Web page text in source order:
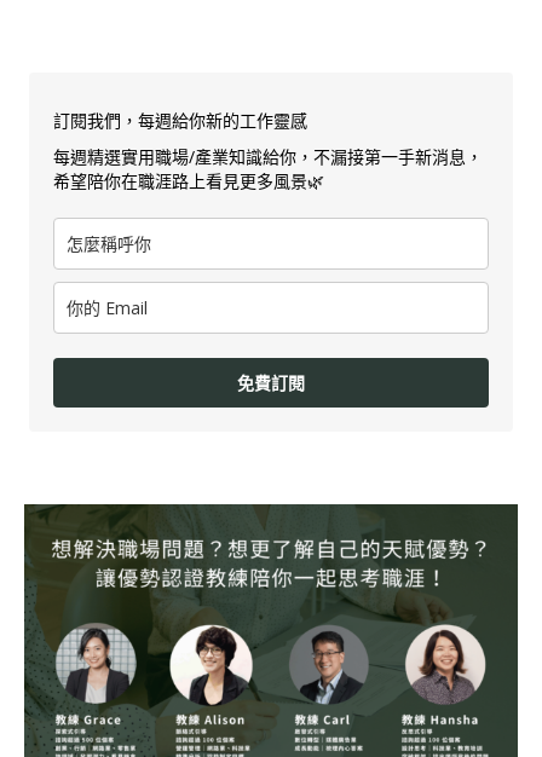
訂閱我們，每週給你新的工作靈感
每週精選實用職場/產業知識給你，不漏接第一手新消息，
希望陪你在職涯路上看見更多風景🌿
免費訂閱